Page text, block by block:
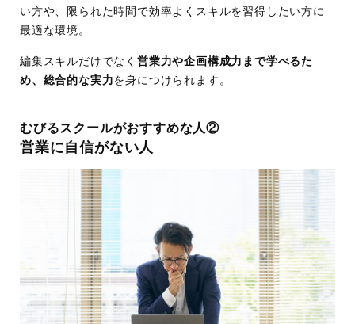
い方や、限られた時間で効率よくスキルを習得したい方に
最適な環境。
編集スキルだけでなく 営業力や企画構成力まで学べるた
め、総合的な実力を身につけられます。
むびるスクールがおすすめな人②
営業に自信がない人